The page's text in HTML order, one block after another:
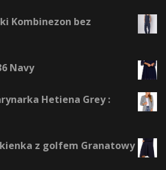
Kombinezon bez
Navy
Hetiena Grey :
z golfem Granatowy